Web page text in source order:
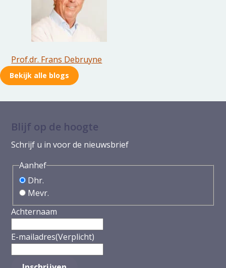
Prof.dr. Frans Debruyne
Bekijk alle blogs
Blijf op de hoogte
Schrijf u in voor de nieuwsbrief
Aanhef
Dhr.
Mevr.
Achternaam
E-mailadres(Verplicht)